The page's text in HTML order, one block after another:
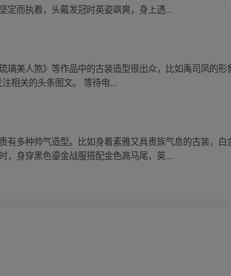
定而执着，头戴发冠时英姿飒爽，身上透...
璃美人煞》等作品中的古装造型很出众，比如禹司凤的
相关的头条图文。 等待电...
有多种帅气造型。比如身着素雅又具贵族气息的古装，
，身穿黑色鎏金战服搭配金色高马尾，英...